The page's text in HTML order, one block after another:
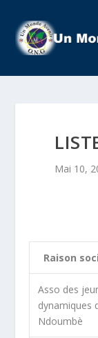
Mai 10,
Raison
Asso des
dynamiques
Ndoumbè